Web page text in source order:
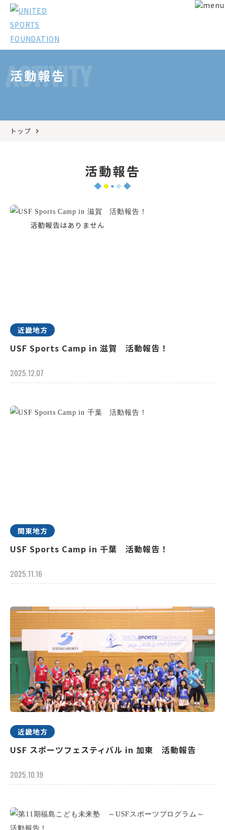
ACTIVITY
活動報告
トップ
活動報告
近畿地方
USF Sports Camp in 滋賀 活動報告！
2025.12.07
関東地方
USF Sports Camp in 千葉 活動報告！
2025.11.16
近畿地方
USF スポーツフェスティバル in 加東 活動報告
2025.10.19